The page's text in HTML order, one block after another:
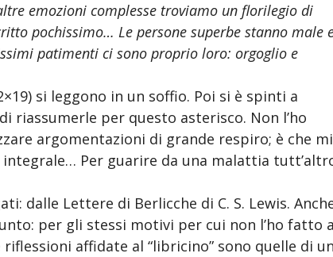
emozioni complesse troviamo un florilegio di
pochissimo… Le persone superbe stanno male
patimenti ci sono proprio loro: orgoglio e
si leggono in un soffio. Poi si è spinti a
riassumerle per questo asterisco. Non l’ho
argomentazioni di grande respiro; è che mi
Per guarire da una malattia
dalle Lettere di Berlicche di C. S. Lewis.
per gli stessi motivi per cui non l’ho fatto
affidate al “libricino” sono quelle di